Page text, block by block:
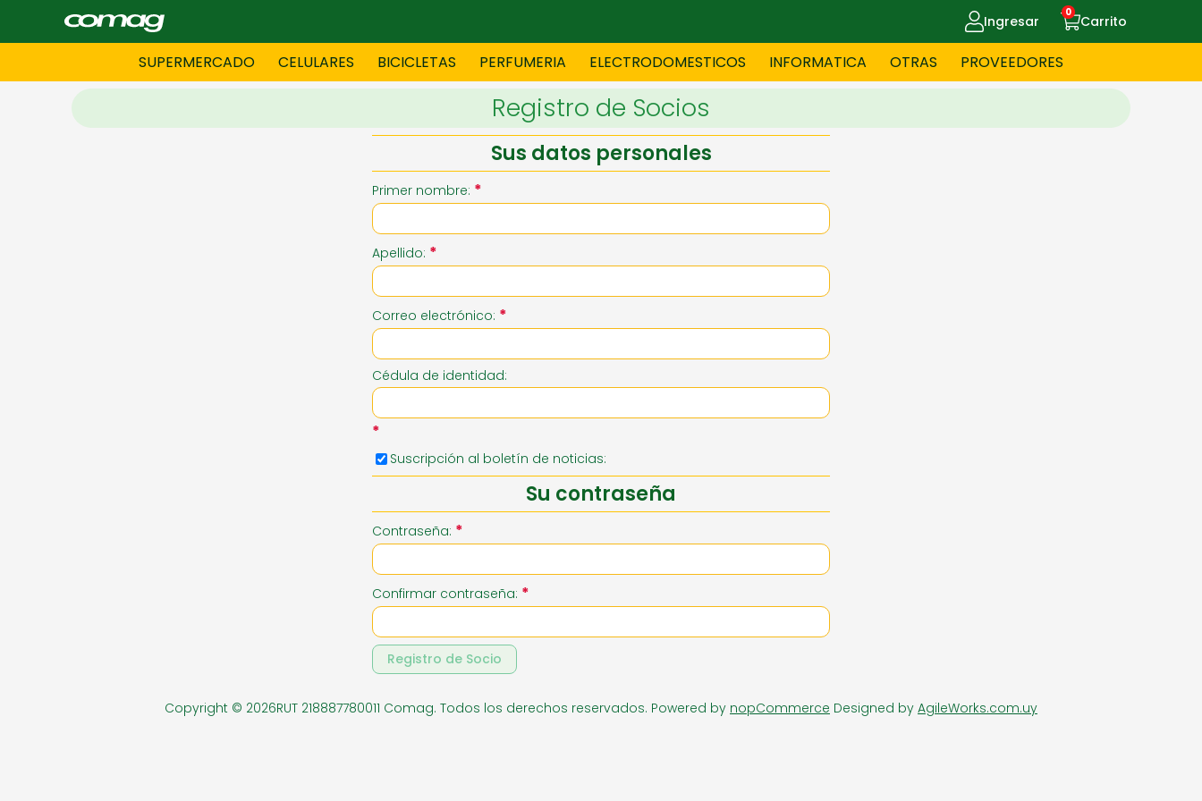
Ingresar Carrito
0
SUPERMERCADO CELULARES BICICLETAS PERFUMERIA ELECTRODOMESTICOS INFORMATICA OTRAS
BICICLETAS BLANCO BOUTIQUE MASCOTAS
INFORMATICA JOVENES JOYERIA
MOTOS
PERFUMERIA SUPERMERCADO
PROVEEDORES
Registro de Socios
Sus datos personales
Primer nombre: *
Apellido: *
Correo electrónico: *
Cédula de identidad:
*
Suscripción al boletín de noticias:
Su contraseña
Contraseña: *
Confirmar contraseña: *
Registro de Socio
Copyright © 2026RUT 218887780011 Comag. Todos los derechos reservados. Powered by nopCommerce Designed by AgileWorks.com.uy